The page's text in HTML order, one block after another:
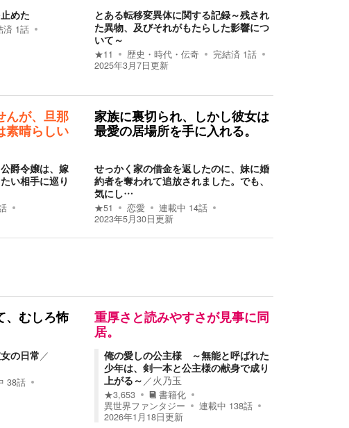
めた
済 1話
とある転移変異体に関する記録～残され
た異物、及びそれがもたらした影響につ
いて～
★11 歴史・時代・伝奇 完結済 1話
2025年3月7日更新
んが、旦那
素晴らしい
爵令嬢は、嫁
い相手に巡り
家族に裏切られ、しかし彼女は
最愛の居場所を手に入れる。
せっかく家の借金を返したのに、妹に婚
約者を奪われて追放されました。でも、
気にし…
★51 恋愛 連載中 14話
2023年5月30日更新
、むしろ怖
の日常／
38話
重厚さと読みやすさが見事に同
居。
俺の愛しの公主様 ～無能と呼ばれた
少年は、剣一本と公主様の献身で成り
上がる～ ／火乃玉
★3,653
書籍化
異世界ファンタジー
連載中 138話
2026年1月18日更新